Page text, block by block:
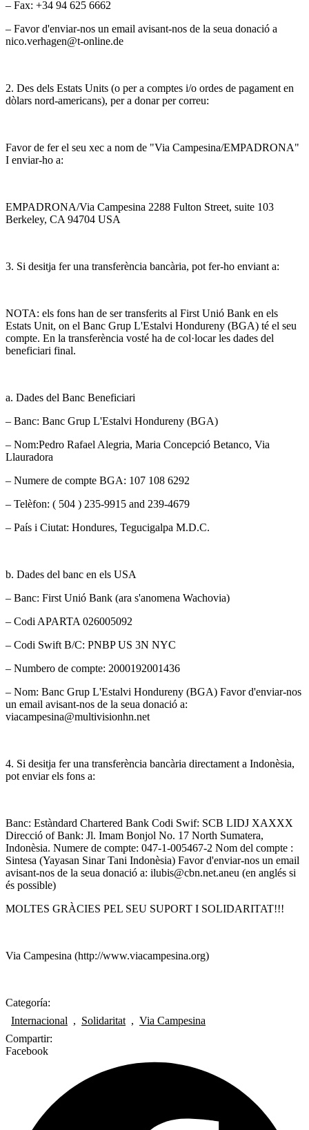
– Fax: +34 94 625 6662
– Favor d'enviar-nos un email avisant-nos de la seua donació a
nico.verhagen@t-online.de
2. Des dels Estats Units (o per a comptes i/o ordes de pagament en
dòlars nord-americans), per a donar per correu:
Favor de fer el seu xec a nom de "Via Campesina/EMPADRONA"
I enviar-ho a:
EMPADRONA/Via Campesina 2288 Fulton Street, suite 103
Berkeley, CA 94704 USA
3. Si desitja fer una transferència bancària, pot fer-ho enviant a:
NOTA: els fons han de ser transferits al First Unió Bank en els
Estats Unit, on el Banc Grup L'Estalvi Hondureny (BGA) té el seu
compte. En la transferència vosté ha de col·locar les dades del
beneficiari final.
a. Dades del Banc Beneficiari
– Banc: Banc Grup L'Estalvi Hondureny (BGA)
– Nom:Pedro Rafael Alegria, Maria Concepció Betanco, Via
Llauradora
– Numere de compte BGA: 107 108 6292
– Telèfon: ( 504 ) 235-9915 and 239-4679
– País i Ciutat: Hondures, Tegucigalpa M.D.C.
b. Dades del banc en els USA
– Banc: First Unió Bank (ara s'anomena Wachovia)
– Codi APARTA 026005092
– Codi Swift B/C: PNBP US 3N NYC
– Numbero de compte: 2000192001436
– Nom: Banc Grup L'Estalvi Hondureny (BGA) Favor d'enviar-nos
un email avisant-nos de la seua donació a:
viacampesina@multivisionhn.net
4. Si desitja fer una transferència bancària directament a Indonèsia,
pot enviar els fons a:
Banc: Estàndard Chartered Bank Codi Swif: SCB LIDJ XAXXX
Direcció of Bank: Jl. Imam Bonjol No. 17 North Sumatera,
Indonèsia. Numere de compte: 047-1-005467-2 Nom del compte :
Sintesa (Yayasan Sinar Tani Indonèsia) Favor d'enviar-nos un email
avisant-nos de la seua donació a: ilubis@cbn.net.aneu (en anglés si
és possible)
MOLTES GRÀCIES PEL SEU SUPORT I SOLIDARITAT!!!
Via Campesina (http://www.viacampesina.org)
Categoría:
Internacional , Solidaritat , Via Campesina
Compartir:
Facebook